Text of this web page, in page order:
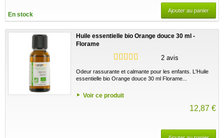
En stock
Ajouter au panier
Huile essentielle bio Orange douce 30 ml -
Florame
2 avis
Odeur rassurante et calmante pour les enfants. L'Huile
essentielle bio Orange douce 30 ml Florame...
Voir ce produit
12,87 €